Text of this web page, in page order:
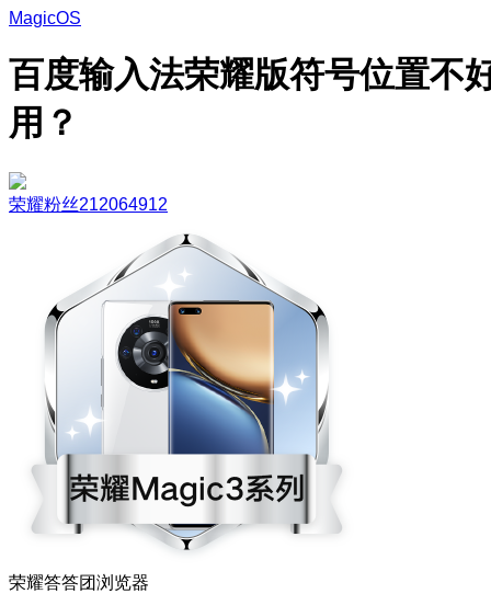
MagicOS
百度输入法荣耀版符号位置不
用？
荣耀粉丝212064912
荣耀答答团浏览器